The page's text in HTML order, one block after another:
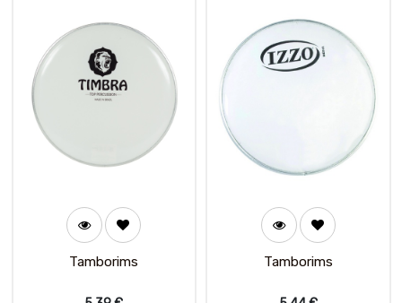
Tamborims Tamborims